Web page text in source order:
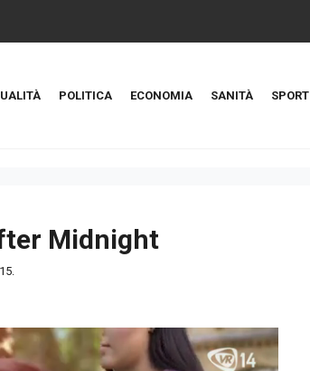
POLITICA ECONOMIA SANITÀ SPORT
Midnight